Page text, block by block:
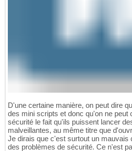
D'une certaine manière, on peut dire
des mini scripts et donc qu'on ne peut
sécurité le fait qu'ils puissent lancer
malveillantes, au même titre que
Je dirais que c'est surtout un mauvais
des problèmes de sécurité. Ce n'est